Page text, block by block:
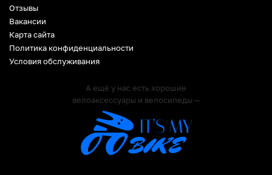
Отзывы
Вакансии
Карта сайта
Политика конфиденциальности
Условия обслуживания
А ещё у нас есть хорошие
велоаксессуары и велосипеды —